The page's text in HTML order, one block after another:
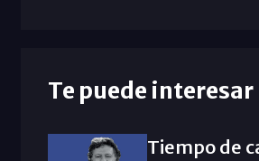
Te puede interesar
Tiempo de